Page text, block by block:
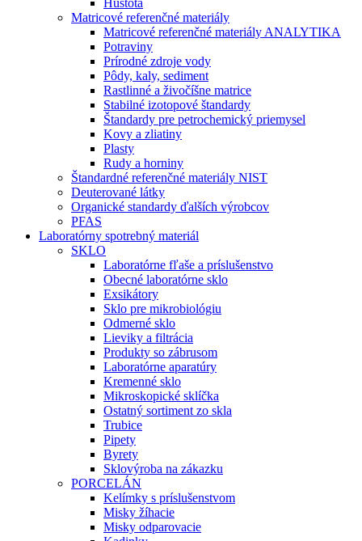
Hustota
Matricové referenčné materiály
Matricové referenčné materiály ANALYTIKA
Potraviny
Prírodné zdroje vody
Pôdy, kaly, sediment
Rastlinné a živočíšne matrice
Stabilné izotopové štandardy
Štandardy pre petrochemický priemysel
Kovy a zliatiny
Plasty
Rudy a horniny
Štandardné referenčné materiály NIST
Deuterované látky
Organické standardy ďalších výrobcov
PFAS
Laboratórny spotrebný materiál
SKLO
Laboratórne fľaše a príslušenstvo
Obecné laboratórne sklo
Exsikátory
Sklo pre mikrobiológiu
Odmerné sklo
Lieviky a filtrácia
Produkty so zábrusom
Laboratórne aparatúry
Kremenné sklo
Mikroskopické sklíčka
Ostatný sortiment zo skla
Trubice
Pipety
Byrety
Sklovýroba na zákazku
PORCELÁN
Kelímky s príslušenstvom
Misky žíhacie
Misky odparovacie